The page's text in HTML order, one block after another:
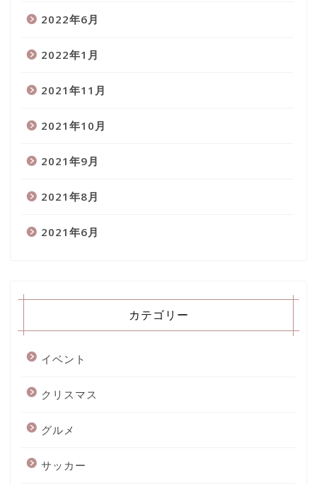
2022年6月
2022年1月
2021年11月
2021年10月
2021年9月
2021年8月
2021年6月
カテゴリー
イベント
クリスマス
グルメ
サッカー